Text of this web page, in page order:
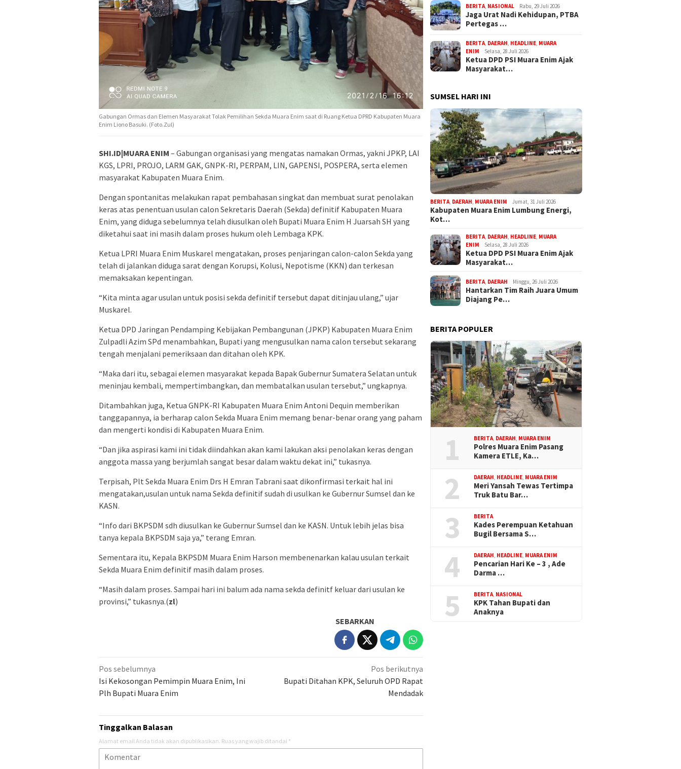
Gabungan Ormas dan Elemen Masyarakat Tolak Pemilihan Sekda Muara Enim saat di Ruang Ketua DPRD Kabupaten Muara
Enim Liono Basuki. (Foto.Zul)
SHI.ID|MUARA ENIM – Gabungan organisasi yang mengatas namakan Ormas, yakni JPKP, LAI
KGS, LPRI, PROJO, LARM GAK, GNPK-RI, PERPAM, LIN, GAPENSI, POSPERA, serta elemen
masyarakat Kabupaten Muara Enim.
Dengan spontanitas melakukan rapat pembahasan singkat dan membuat surat penolakan
keras atas penentuan usulan calon Sekretaris Daerah (Sekda) definitif Kabupaten Muara
Enim, yang diduga sebelumnya telah diusulkan oleh Bupati Muara Enim H Juarsah SH yang
diketahui saat ini masih dalam proses hukum oleh Lembaga KPK.
Ketua LPRI Muara Enim Muskarel mengatakan, proses penjaringan calon-calon Sekda yang
telah di jalankan diduga sarat dengan Korupsi, Kolusi, Nepotisme (KKN) dan terkesan
memaksakan kepentingan.
“Kita minta agar usulan untuk posisi sekda definitif tersebut dapat ditinjau ulang,” ujar
Muskarel.
Ketua DPD Jaringan Pendamping Kebijakan Pembangunan (JPKP) Kabupaten Muara Enim
Zulpadli Azim SPd menambahkan, Bupati yang mengusulkan nama calon tersebut sekarang
tengah menjalani pemeriksaan dan ditahan oleh KPK.
“Maka dari itu, sebagai elemen masyarakat kepada Bapak Gubernur Sumatera Selatan untuk
meninjau kembali, mempertimbangkan, dan membatalkan usulan tersebut,” ungkapnya.
Ditambahkan juga, Ketua GNPK-RI Kabupaten Muara Enim Antoni Dequin memberikan
tanggapannya, ia berharap calon Sekda Muara Enim memang benar-benar orang yang paham
dan mengerti kondisi di Kabupaten Muara Enim.
“Dan jika aspirasi kami ini tidak diindahkan akan kami lakukan aksi penolakan keras dengan
anggota massa yang berjumlah sangat besar dalam waktu dekat ini,” tukasnya.
Terpisah, Plt Sekda Muara Enim Drs H Emran Tabrani saat dikonfirmasi terkait hal ini
mengatakan,usulan untuk nama Sekda definitif sudah di usulkan ke Gubernur Sumsel dan ke
KASN.
“Info dari BKPSDM sdh diusulkan ke Gubernur Sumsel dan ke KASN. Untuk lebih jelas bisa
tanya kepala BKPSDM saja ya,” terang Emran.
Sementara itu, Kepala BKPSDM Muara Enim Harson membenenarkan kalau usulan terkait
Sekda Muara Enim definitif masih dalam proses.
“Masih dalam proses. Sampai hari ini balum ada nama sekda definitf keluar dari usulan ke
provinsi,” tukasnya.(zl)
SEBARKAN
Navigasi
pos
Pos sebelumnya
Isi Kekosongan Pemimpin Muara Enim, Ini
Plh Bupati Muara Enim
Pos berikutnya
Bupati Ditahan KPK, Seluruh OPD Rapat
Mendadak
Tinggalkan Balasan
Alamat email Anda tidak akan dipublikasikan. Ruas yang wajib ditandai *
BERITA NASIONAL Rabu, 29 Juli 2026
Jaga Urat Nadi Kehidupan, PTBA
Pertegas …
BERITA DAERAH HEADLINE MUARA
ENIM
Selasa, 28 Juli 2026
Ketua DPD PSI Muara Enim Ajak
Masyarakat…
SUMSEL HARI INI
BERITA, DAERAH, MUARA ENIM Jumat, 31 Juli 2026
Kabupaten Muara Enim Lumbung Energi,
Kot…
BERITA, DAERAH, HEADLINE, MUARA
ENIM
Selasa, 28 Juli 2026
Ketua DPD PSI Muara Enim Ajak
Masyarakat…
BERITA, DAERAH Minggu, 26 Juli 2026
Hantarkan Tim Raih Juara Umum
Diajang Pe…
BERITA POPULER
1 BERITA, DAERAH, MUARA ENIM
Polres Muara Enim Pasang
Kamera ETLE, Ka…
2 DAERAH, HEADLINE, MUARA ENIM
Meri Yansah Tewas Tertimpa
Truk Batu Bar…
3 BERITA
Kades Perempuan Ketahuan
Bugil Bersama S…
4 DAERAH, HEADLINE, MUARA ENIM
Pencarian Hari Ke – 3 , Ade
Darma …
5 BERITA, NASIONAL
KPK Tahan Bupati dan
Anaknya